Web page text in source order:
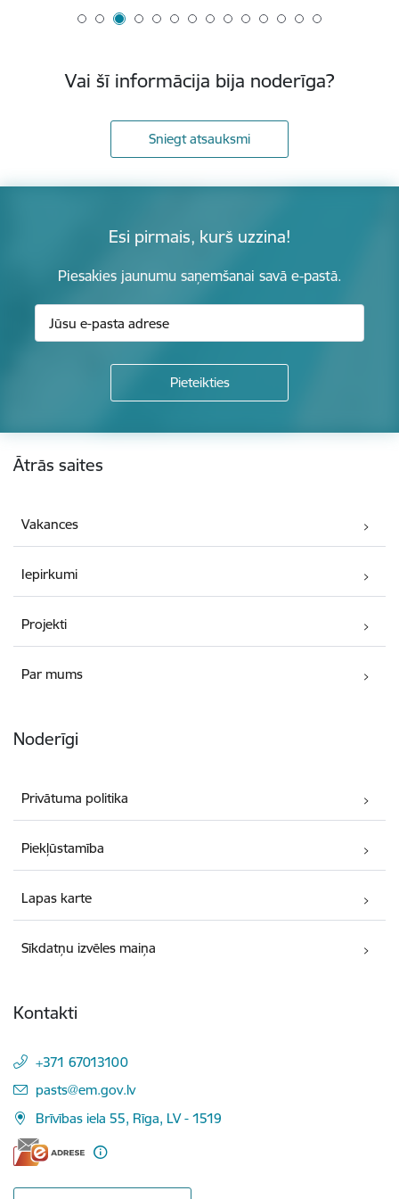
Vai šī informācija bija noderīga?
Sniegt atsauksmi
Esi pirmais, kurš uzzina!
Piesakies jaunumu saņemšanai savā e-pastā.
Ātrās saites
Vakances
Iepirkumi
Projekti
Par mums
Noderīgi
Privātuma politika
Piekļūstamība
Lapas karte
Sīkdatņu izvēles maiņa
Kontakti
+371 67013100
E-pasts:
pasts@em.gov.lv
Brīvības iela 55, Rīga, LV - 1519